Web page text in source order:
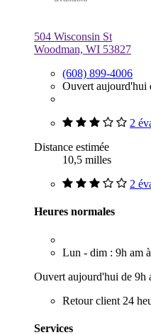
504 Wisconsin St
Woodman, WI 53827
(608) 899-4006
Ouvert aujourd'hui
2
Distance estimée
10,5 milles
2
Heures normales
Lun - dim : 9h am
Ouvert aujourd'hui de 9h
Retour client 24
Services